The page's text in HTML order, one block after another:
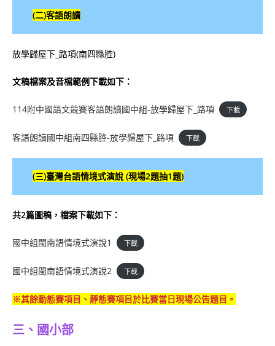
(二)客語朗讀
放學歸屋下_路項(南四縣腔)
文稿檔案及音檔範例下載如下：
114附中國語文競賽客語朗讀國中組-放學歸屋下_路項 下載
客語朗讀國中組南四縣腔-放學歸屋下_路項 下載
(三)臺灣台語情境式演說 (現場2題抽1題)
共2篇圖稿，檔案下載如下：
國中組閩南語情境式演說1 下載
國中組閩南語情境式演說2 下載
※其餘動態賽項目、靜態賽項目於比賽當日現場公告題目。
三、國小部